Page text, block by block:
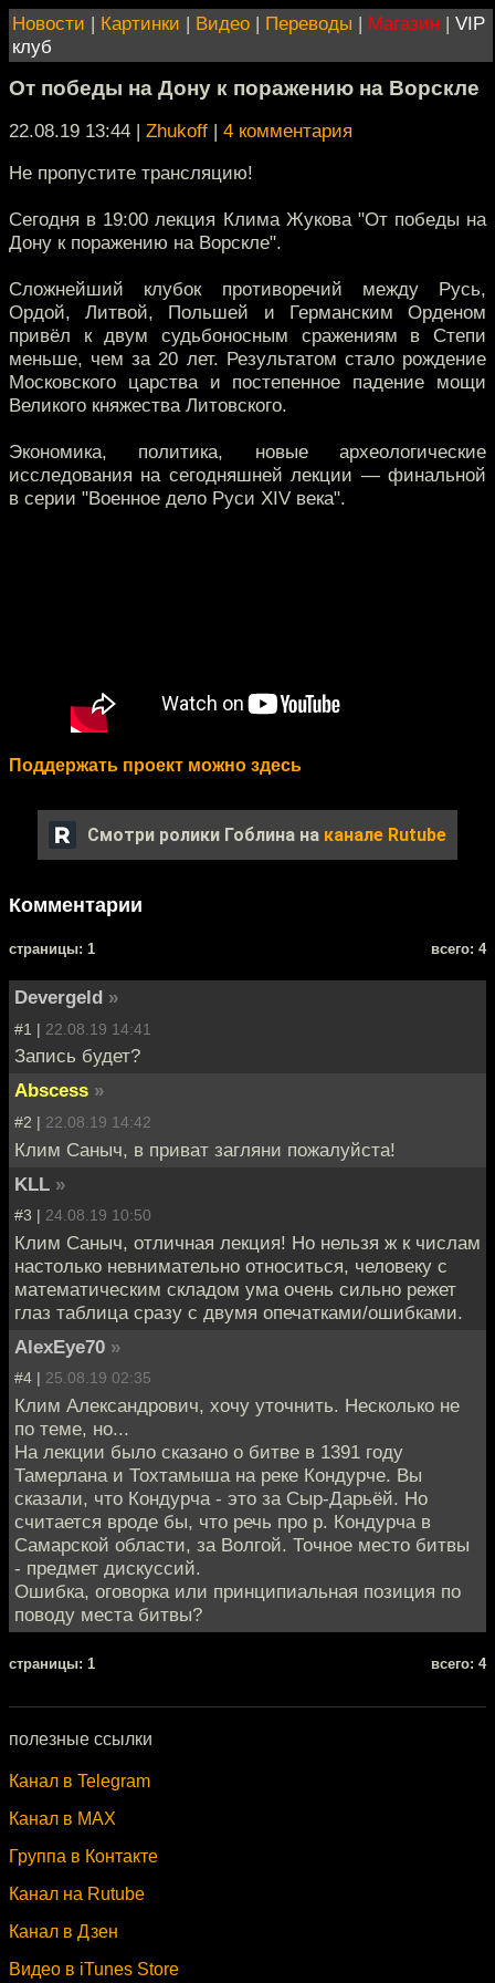
Новости | Картинки | Видео | Переводы | Магазин | VIP
клуб
От победы на Дону к поражению на Ворскле
22.08.19 13:44 | Zhukoff | 4 комментария
Не пропустите трансляцию!
Сегодня в 19:00 лекция Клима Жукова "От победы на
Дону к поражению на Ворскле".
Сложнейший клубок противоречий между Русь,
Ордой, Литвой, Польшей и Германским Орденом
привёл к двум судьбоносным сражениям в Степи
меньше, чем за 20 лет. Результатом стало рождение
Московского царства и постепенное падение мощи
Великого княжества Литовского.
Экономика, политика, новые археологические
исследования на сегодняшней лекции — финальной
в серии "Военное дело Руси XIV века".
Поддержать проект можно здесь
Смотри ролики Гоблина на канале Rutube
Комментарии
cтраницы: 1 всего: 4
Devergeld »
#1 | 22.08.19 14:41
Запись будет?
Abscess »
#2 | 22.08.19 14:42
Клим Саныч, в приват загляни пожалуйста!
KLL »
#3 | 24.08.19 10:50
Клим Саныч, отличная лекция! Но нельзя ж к числам
настолько невнимательно относиться, человеку с
математическим складом ума очень сильно режет
глаз таблица сразу с двумя опечатками/ошибками.
AlexEye70 »
#4 | 25.08.19 02:35
Клим Александрович, хочу уточнить. Несколько не
по теме, но...
На лекции было сказано о битве в 1391 году
Тамерлана и Тохтамыша на реке Кондурче. Вы
сказали, что Кондурча - это за Сыр-Дарьёй. Но
считается вроде бы, что речь про р. Кондурча в
Самарской области, за Волгой. Точное место битвы
- предмет дискуссий.
Ошибка, оговорка или принципиальная позиция по
поводу места битвы?
cтраницы: 1 всего: 4
полезные ссылки
Канал в Telegram
Канал в MAX
Группа в Контакте
Канал на Rutube
Канал в Дзен
Видео в iTunes Store